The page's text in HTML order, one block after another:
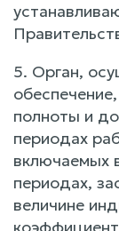
5. Орган,
полноты и
периодах
включаемых
периодах,
величине